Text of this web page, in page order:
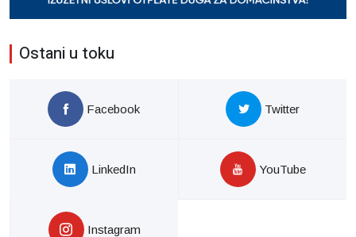
Ostani u toku
Facebook Twitter
LinkedIn YouTube
Instagram